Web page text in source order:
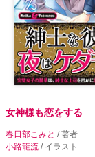
女神様も恋をする
春日部こみと / 著者
小路龍流 / イラスト